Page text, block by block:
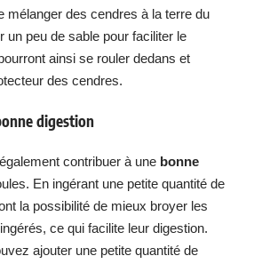
mélanger des cendres à la terre du
un peu de sable pour faciliter le
ainsi se rouler dedans et
des cendres.
digestion
contribuer à une bonne
En ingérant une petite quantité de
la possibilité de mieux broyer les
ce qui facilite leur digestion.
ajouter une petite quantité de